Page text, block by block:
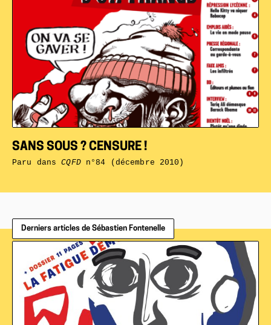
SANS SOUS ? CENSURE !
Paru dansCQFDn°84 (décembre 2010)
Derniers articles de Sébastien Fontenelle